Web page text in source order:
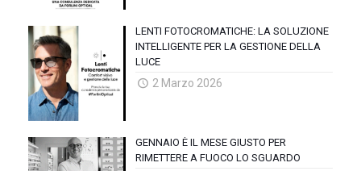
LENTI FOTOCROMATICHE: LA SOLUZIONE
INTELLIGENTE PER LA GESTIONE DELLA
LUCE
2 Marzo 2026
GENNAIO È IL MESE GIUSTO PER
RIMETTERE A FUOCO LO SGUARDO